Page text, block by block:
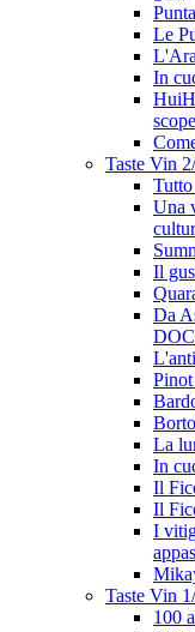
Le
In
Taste Vin
Una
Il
Da
La
In
Il
Il
I
Taste Vin
100